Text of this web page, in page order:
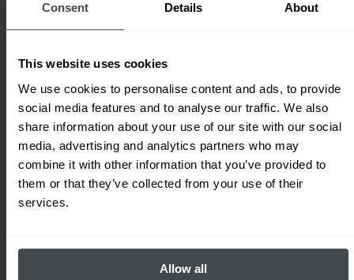
Consent Details About
This website uses cookies
We use cookies to personalise content and ads, to provide
social media features and to analyse our traffic. We also
share information about your use of our site with our social
media, advertising and analytics partners who may
combine it with other information that you’ve provided to
them or that they’ve collected from your use of their
services.
Allow all
sus transacciones, colaboramos con el
plan de tarifas e indicar los datos de la
empresa, será redirigido a la página de
nuestro socio para vincular una tarjeta
bancaria. En el futuro, el pago del plan
de tarifas seleccionado se cargará
automáticamente en la tarjeta
especificada.